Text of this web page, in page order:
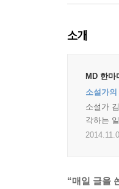
소개
MD 한마
소설가
소설가
각하는
“매일 글을